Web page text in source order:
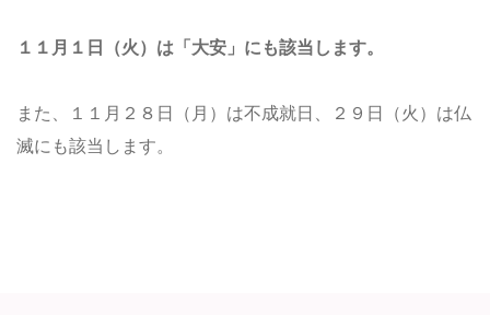
１１月１日（火） は「大安」にも該当します。
また、１１月２８日（月）は不成就日、２９日（火）は仏
滅にも該当します。